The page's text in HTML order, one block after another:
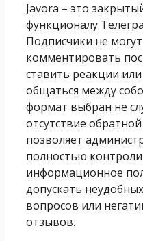
Javora – это
функционалу
Подписчики не могут
комментировать
ставить реакции или
общаться между
формат выбран не
отсутствие обратной
позволяет
полностью
информационное
допускать неудобных
вопросов или
отзывов.